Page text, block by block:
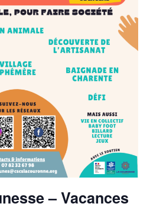
– Vacances